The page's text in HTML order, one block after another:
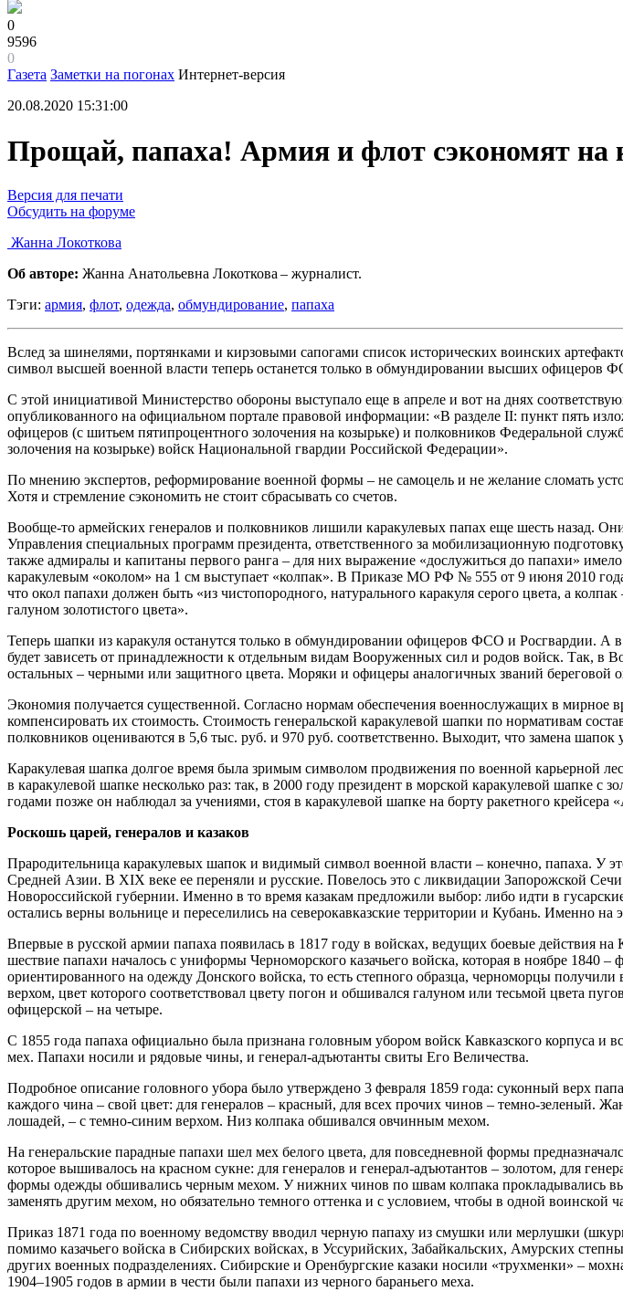
0
9596
0
Газета Заметки на погонах Интернет-версия
20.08.2020 15:31:00
Прощай, папаха! Армия и флот сэкономят на
Версия для печати
Обсудить на форуме
Жанна Локоткова
Об авторе: Жанна Анатольевна Локоткова – журналист.
Тэги: армия, флот, одежда, обмундирование, папаха
Вслед за шинелями, портянками и кирзовыми сапогами список исторических воинских
символ высшей военной власти теперь останется только в обмундировании высших
С этой инициативой Министерство обороны выступало еще в апреле и вот на днях
опубликованного на официальном портале правовой информации: «В разделе II: пункт пять
офицеров (с шитьем пятипроцентного золочения на козырьке) и полковников Федеральной
золочения на козырьке) войск Национальной гвардии Российской Федерации».
По мнению экспертов, реформирование военной формы – не самоцель и не желание сломать
Хотя и стремление сэкономить не стоит сбрасывать со счетов.
Вообще-то армейских генералов и полковников лишили каракулевых папах еще шесть назад.
Управления специальных программ президента, ответственного за мобилизационную
также адмиралы и капитаны первого ранга – для них выражение «дослужиться до папахи»
каракулевым «околом» на 1 см выступает «колпак». В Приказе МО РФ № 555 от 9 июня 2010
что окол папахи должен быть «из чистопородного, натурального каракуля серого цвета, а
галуном золотистого цвета».
Теперь шапки из каракуля останутся только в обмундировании офицеров ФСО и Росгвардии.
будет зависеть от принадлежности к отдельным видам Вооруженных сил и родов войск. Так,
остальных – черными или защитного цвета. Моряки и офицеры аналогичных званий береговой
Экономия получается существенной. Согласно нормам обеспечения военнослужащих в мирное
компенсировать их стоимость. Стоимость генеральской каракулевой шапки по нормативам
полковников оцениваются в 5,6 тыс. руб. и 970 руб. соответственно. Выходит, что замена
Каракулевая шапка долгое время была зримым символом продвижения по военной карьерной
в каракулевой шапке несколько раз: так, в 2000 году президент в морской каракулевой шапке
годами позже он наблюдал за учениями, стоя в каракулевой шапке на борту ракетного крейсера
Роскошь царей, генералов и казаков
Прародительница каракулевых шапок и видимый символ военной власти – конечно, папаха. У
Средней Азии. В XIX веке ее переняли и русские. Повелось это с ликвидации Запорожской
Новороссийской губернии. Именно в то время казакам предложили выбор: либо идти в
остались верны вольнице и переселились на северокавказские территории и Кубань. Именно
Впервые в русской армии папаха появилась в 1817 году в войсках, ведущих боевые действия
шествие папахи началось с униформы Черноморского казачьего войска, которая в ноябре 1840
ориентированного на одежду Донского войска, то есть степного образца, черноморцы
верхом, цвет которого соответствовал цвету погон и обшивался галуном или тесьмой цвета
офицерской – на четыре.
С 1855 года папаха официально была признана головным убором войск Кавказского корпуса и
мех. Папахи носили и рядовые чины, и генерал-адъютанты свиты Его Величества.
Подробное описание головного убора было утверждено 3 февраля 1859 года: суконный верх
каждого чина – свой цвет: для генералов – красный, для всех прочих чинов – темно-зеленый.
лошадей, – с темно-синим верхом. Низ колпака обшивался овчинным мехом.
На генеральские парадные папахи шел мех белого цвета, для повседневной формы
которое вышивалось на красном сукне: для генералов и генерал-адъютантов – золотом, для
формы одежды обшивались черным мехом. У нижних чинов по швам колпака прокладывались
заменять другим мехом, но обязательно темного оттенка и с условием, чтобы в одной воинской
Приказ 1871 года по военному ведомству вводил черную папаху из смушки или мерлушки
помимо казачьего войска в Сибирских войсках, в Уссурийских, Забайкальских, Амурских
других военных подразделениях. Сибирские и Оренбургские казаки носили «трухменки» –
1904–1905 годов в армии в чести были папахи из черного бараньего меха.